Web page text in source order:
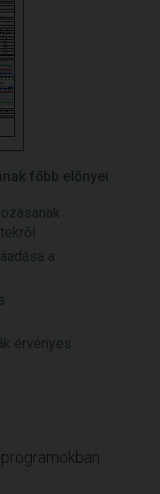
főbb előnyei
a
érvényes